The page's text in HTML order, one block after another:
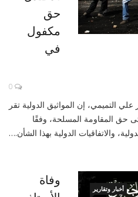
حق
مكفول
في
0
علي التميمي، إن المواثيق الدولية تقر
حق المقاومة المسلحة، وفقًا
والاتفاقيات الدولية بهذا الشأن.…
أخبار وتقارير
وفاة